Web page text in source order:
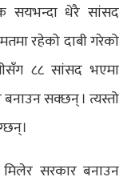
सयभन्दा धेरै सांसद
रहेको दाबी गरेको
८८ सांसद भएमा
सक्छन् । त्यस्तो
सरकार बनाउन